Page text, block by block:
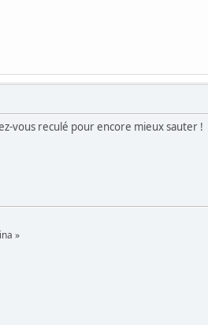
vous reculé pour encore mieux sauter !
»